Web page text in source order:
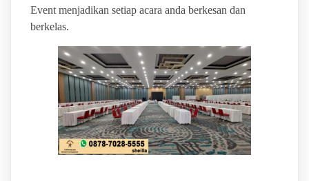
Event menjadikan setiap acara anda berkesan dan
berkelas.